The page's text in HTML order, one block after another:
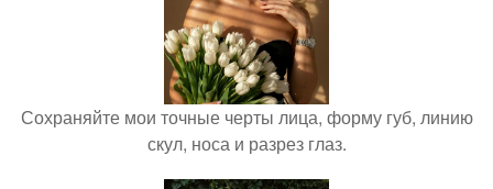
Сохраняйте мои точные черты лица, форму губ, линию
скул, носа и разрез глаз.